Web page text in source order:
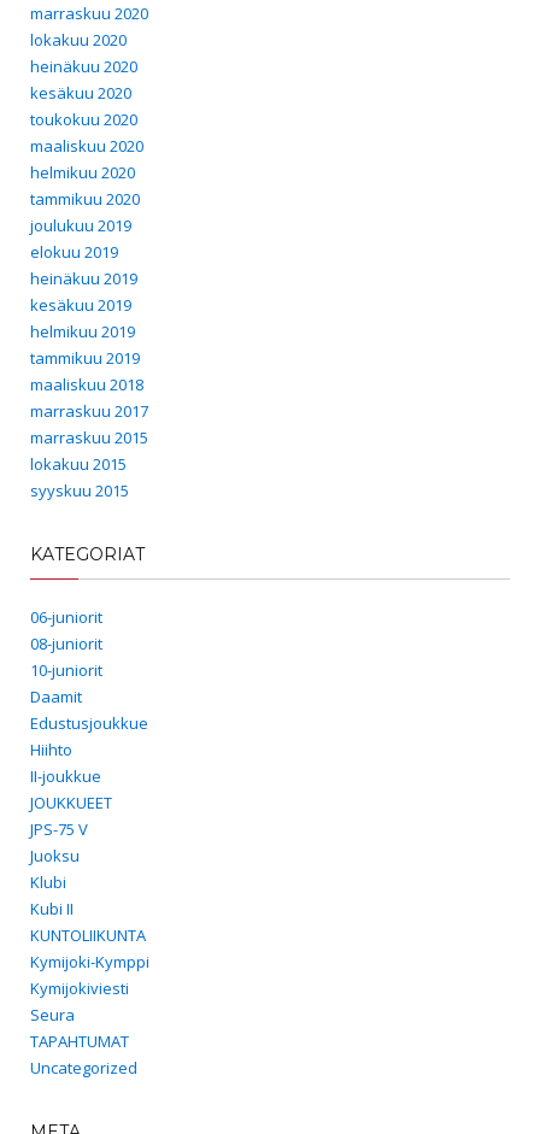
marraskuu 2020
lokakuu 2020
heinäkuu 2020
kesäkuu 2020
toukokuu 2020
maaliskuu 2020
helmikuu 2020
tammikuu 2020
joulukuu 2019
elokuu 2019
heinäkuu 2019
kesäkuu 2019
helmikuu 2019
tammikuu 2019
maaliskuu 2018
marraskuu 2017
marraskuu 2015
lokakuu 2015
syyskuu 2015
KATEGORIAT
06-juniorit
08-juniorit
10-juniorit
Daamit
Edustusjoukkue
Hiihto
II-joukkue
JOUKKUEET
JPS-75 V
Juoksu
Klubi
Kubi II
KUNTOLIIKUNTA
Kymijoki-Kymppi
Kymijokiviesti
Seura
TAPAHTUMAT
Uncategorized